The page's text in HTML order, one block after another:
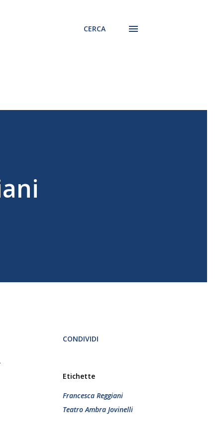
CERCA
CONDIVIDI
Etichette
Francesca Reggiani
Teatro Ambra Jovinelli